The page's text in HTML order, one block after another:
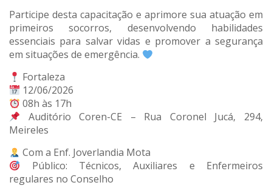
Participe desta capacitação e aprimore sua atuação em
primeiros socorros, desenvolvendo habilidades
essenciais para salvar vidas e promover a segurança
em situações de emergência.
Fortaleza
12/06/2026
08h às 17h
Auditório Coren-CE – Rua Coronel Jucá, 294,
Meireles
Com a Enf. Joverlandia Mota
Público: Técnicos, Auxiliares e Enfermeiros
regulares no Conselho